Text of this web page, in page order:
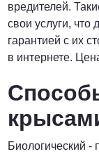
вредителей.
свои услуги, что
гарантией с их
в интернете.
Биологический -